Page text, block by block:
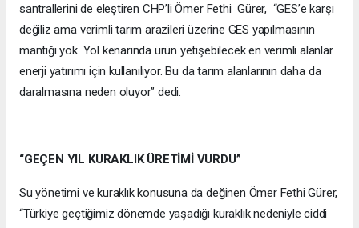
santrallerini de eleştiren CHP’li Ömer Fethi Gürer, “GES’e karşı
değiliz ama verimli tarım arazileri üzerine GES yapılmasının
mantığı yok. Yol kenarında ürün yetişebilecek en verimli alanlar
enerji yatırımı için kullanılıyor. Bu da tarım alanlarının daha da
daralmasına neden oluyor” dedi.
“GEÇEN YIL KURAKLIK ÜRETİMİ VURDU”
Su yönetimi ve kuraklık konusuna da değinen Ömer Fethi Gürer,
“Türkiye geçtiğimiz dönemde yaşadığı kuraklık nedeniyle ciddi